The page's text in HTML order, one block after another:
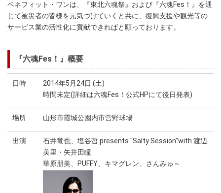
ベネフィット・ワンは、『東北六魂祭』および『六魂Fes！』を通
じて被災者の皆様を元気づけていくと共に、復興支援や観光等の
サービス業の活性化に貢献できればと願っております。
『六魂Fes！』概要
日時
2014年5月24日 (土)
時間未定(詳細は六魂Fes！公式HPにて後日発表)
場所 山形市霞城公園内市営野球場
出演
石井竜也、塩谷哲 presents "Salty Session"with 渡辺
美里・矢井田瞳
華原朋美、PUFFY、キマグレン、さんみゅ～